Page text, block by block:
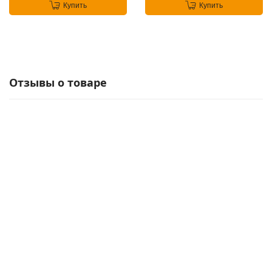
Купить Купить
Отзывы о товаре